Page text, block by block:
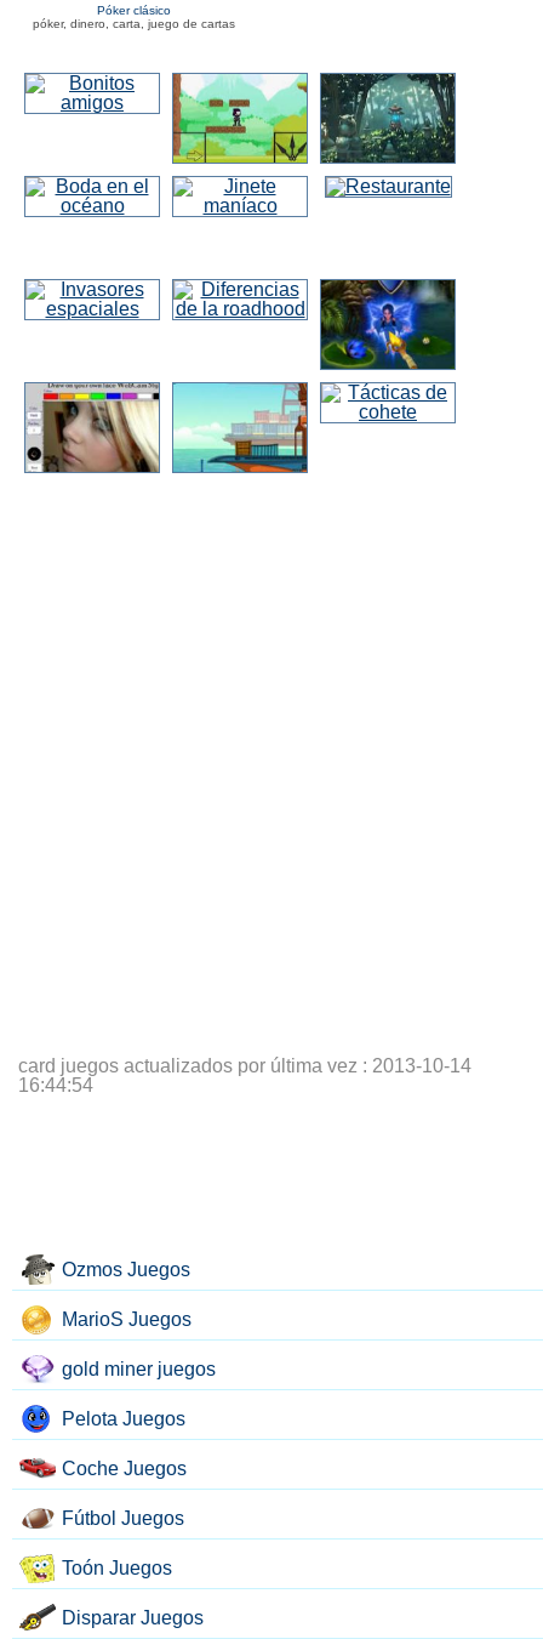
Póker clásico
póker, dinero, carta, juego de cartas
card juegos actualizados por última vez : 2013-10-14
16:44:54
Ozmos Juegos
MarioS Juegos
gold miner juegos
Pelota Juegos
Coche Juegos
Fútbol Juegos
Toón Juegos
Disparar Juegos